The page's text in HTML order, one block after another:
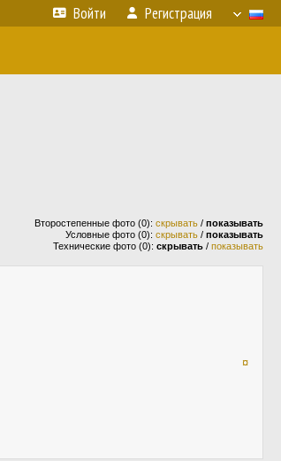
Войти Регистрация
Второстепенные фото (0): скрывать / показывать
Условные фото (0): скрывать / показывать
Технические фото (0): скрывать / показывать
¤